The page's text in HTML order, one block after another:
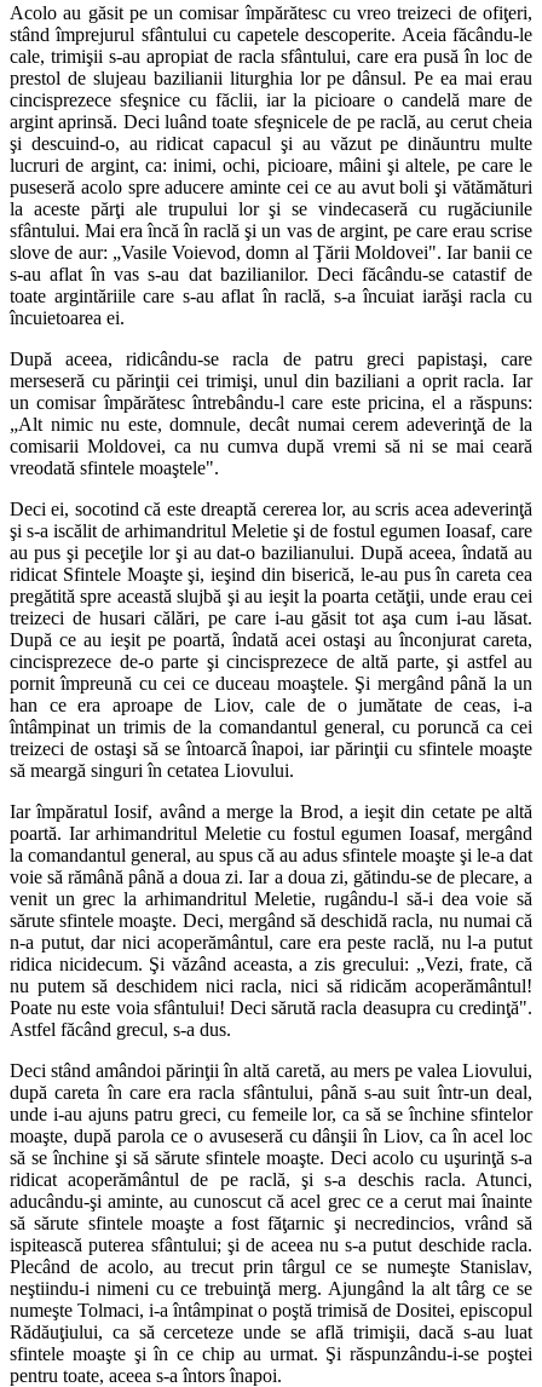
Acolo au găsit pe un comisar împărătesc cu vreo treizeci de ofiţeri,
stând împrejurul sfântului cu capetele descoperite. Aceia făcându-le
cale, trimişii s-au apropiat de racla sfântului, care era pusă în loc de
prestol de slujeau bazilianii liturghia lor pe dânsul. Pe ea mai erau
cincisprezece sfeşnice cu făclii, iar la picioare o candelă mare de
argint aprinsă. Deci luând toate sfeşnicele de pe raclă, au cerut cheia
şi descuind-o, au ridicat capacul şi au văzut pe dinăuntru multe
lucruri de argint, ca: inimi, ochi, picioare, mâini şi altele, pe care le
puseseră acolo spre aducere aminte cei ce au avut boli şi vătămături
la aceste părţi ale trupului lor şi se vindecaseră cu rugăciunile
sfântului. Mai era încă în raclă şi un vas de argint, pe care erau scrise
slove de aur: „Vasile Voievod, domn al Ţării Moldovei". Iar banii ce
s-au aflat în vas s-au dat bazilianilor. Deci făcându-se catastif de
toate argintăriile care s-au aflat în raclă, s-a încuiat iarăşi racla cu
încuietoarea ei.
După aceea, ridicându-se racla de patru greci papistaşi, care
merseseră cu părinţii cei trimişi, unul din baziliani a oprit racla. Iar
un comisar împărătesc întrebându-l care este pricina, el a răspuns:
„Alt nimic nu este, domnule, decât numai cerem adeverinţă de la
comisarii Moldovei, ca nu cumva după vremi să ni se mai ceară
vreodată sfintele moaştele".
Deci ei, socotind că este dreaptă cererea lor, au scris acea adeverinţă
şi s-a iscălit de arhimandritul Meletie şi de fostul egumen Ioasaf, care
au pus şi peceţile lor şi au dat-o bazilianului. După aceea, îndată au
ridicat Sfintele Moaşte şi, ieşind din biserică, le-au pus în careta cea
pregătită spre această slujbă şi au ieşit la poarta cetăţii, unde erau cei
treizeci de husari călări, pe care i-au găsit tot aşa cum i-au lăsat.
După ce au ieşit pe poartă, îndată acei ostaşi au înconjurat careta,
cincisprezece de-o parte şi cincisprezece de altă parte, şi astfel au
pornit împreună cu cei ce duceau moaştele. Şi mergând până la un
han ce era aproape de Liov, cale de o jumătate de ceas, i-a
întâmpinat un trimis de la comandantul general, cu poruncă ca cei
treizeci de ostaşi să se întoarcă înapoi, iar părinţii cu sfintele moaşte
să meargă singuri în cetatea Liovului.
Iar împăratul Iosif, având a merge la Brod, a ieşit din cetate pe altă
poartă. Iar arhimandritul Meletie cu fostul egumen Ioasaf, mergând
la comandantul general, au spus că au adus sfintele moaşte şi le-a dat
voie să rămână până a doua zi. Iar a doua zi, gătindu-se de plecare, a
venit un grec la arhimandritul Meletie, rugându-l să-i dea voie să
sărute sfintele moaşte. Deci, mergând să deschidă racla, nu numai că
n-a putut, dar nici acoperământul, care era peste raclă, nu l-a putut
ridica nicidecum. Şi văzând aceasta, a zis grecului: „Vezi, frate, că
nu putem să deschidem nici racla, nici să ridicăm acoperământul!
Poate nu este voia sfântului! Deci sărută racla deasupra cu credinţă".
Astfel făcând grecul, s-a dus.
Deci stând amândoi părinţii în altă caretă, au mers pe valea Liovului,
după careta în care era racla sfântului, până s-au suit într-un deal,
unde i-au ajuns patru greci, cu femeile lor, ca să se închine sfintelor
moaşte, după parola ce o avuseseră cu dânşii în Liov, ca în acel loc
să se închine şi să sărute sfintele moaşte. Deci acolo cu uşurinţă s-a
ridicat acoperământul de pe raclă, şi s-a deschis racla. Atunci,
aducându-şi aminte, au cunoscut că acel grec ce a cerut mai înainte
să sărute sfintele moaşte a fost făţarnic şi necredincios, vrând să
ispitească puterea sfântului; şi de aceea nu s-a putut deschide racla.
Plecând de acolo, au trecut prin târgul ce se numeşte Stanislav,
neştiindu-i nimeni cu ce trebuinţă merg. Ajungând la alt târg ce se
numeşte Tolmaci, i-a întâmpinat o poştă trimisă de Dositei, episcopul
Rădăuţiului, ca să cerceteze unde se află trimişii, dacă s-au luat
sfintele moaşte şi în ce chip au urmat. Şi răspunzându-i-se poştei
pentru toate, aceea s-a întors înapoi.